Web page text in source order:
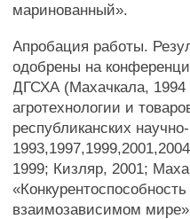
маринованный».
Апробация работы.
одобрены на
ДГСХА (Махачкала, 1994
агротехнологии и
республиканских
1999; Кизляр, 2001;
взаимозависимом мире»